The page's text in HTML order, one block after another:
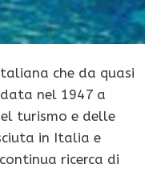
che da quasi
nel 1947 a
turismo e delle
in Italia e
ricerca di